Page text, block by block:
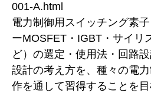
001-A.html
電力制御用スイッチング素
ーMOSFET・IGBT・サイリ
ど）の選定・使用法・回路
設計の考え方を、種々の電
作を通して習得することを目